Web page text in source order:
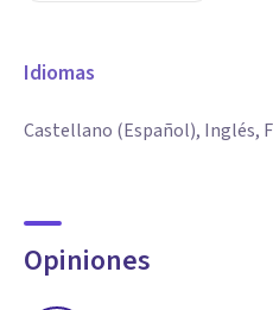
Idiomas
Castellano (Español), Inglés,
Opiniones